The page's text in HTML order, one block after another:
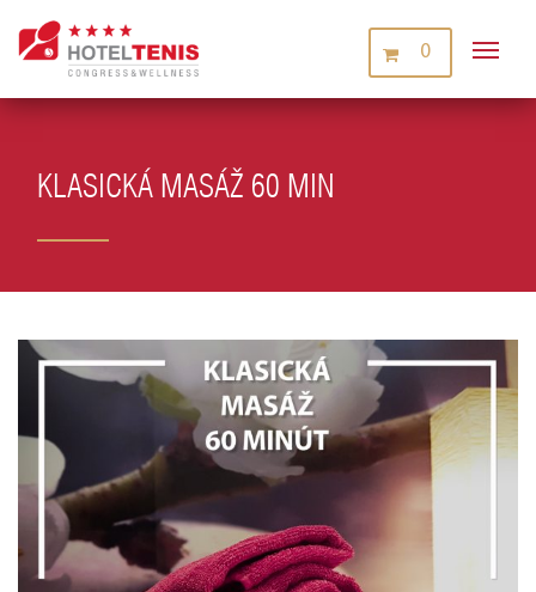
0
KLASICKÁ MASÁŽ 60 MIN